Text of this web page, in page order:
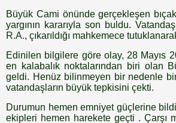
Büyük Cami önünde gerçekleşen
yargının kararıyla son buldu.
R.A., çıkarıldığı mahkemece
Edinilen bilgilere göre olay, 28 Mayıs
en kalabalık noktalarından biri olan
geldi. Henüz bilinmeyen bir nedenle
vatandaşların büyük tepkisini çekti.
Durumun hemen emniyet güçlerine
ekipleri hemen harekete geçti . Çarşı